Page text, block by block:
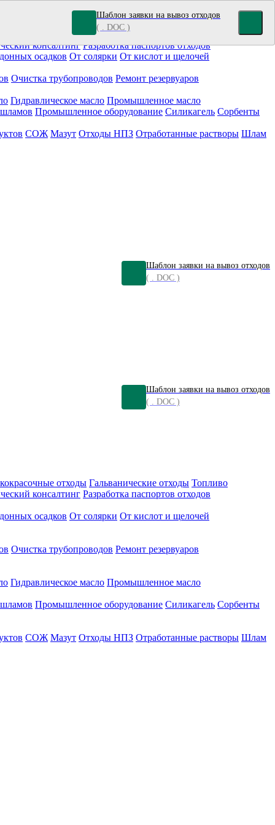
Шаблон заявки на вывоз отходов
( . DOC )
отходы Гальванические отходы
консалтинг Разработка паспортов отходов
осадков От солярки От кислот и щелочей
Очистка трубопроводов Ремонт резервуаров
Гидравлическое масло Промышленное масло
Промышленное оборудование Силикагель Сорбенты
СОЖ Мазут Отходы НПЗ Отработанные растворы Шлам
Шаблон заявки на вывоз отходов
( . DOC )
Шаблон заявки на вывоз отходов
( . DOC )
отходы Гальванические отходы Топливо
консалтинг Разработка паспортов отходов
осадков От солярки От кислот и щелочей
Очистка трубопроводов Ремонт резервуаров
Гидравлическое масло Промышленное масло
Промышленное оборудование Силикагель Сорбенты
СОЖ Мазут Отходы НПЗ Отработанные растворы Шлам